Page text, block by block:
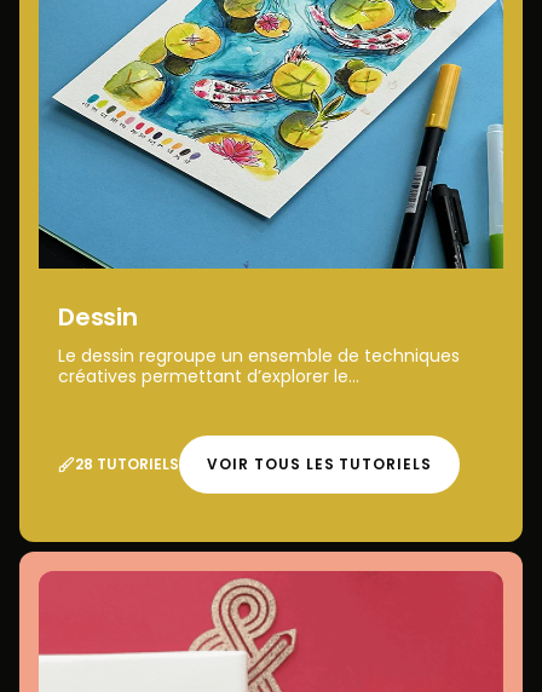
Dessin
Le dessin regroupe un ensemble de techniques
créatives permettant d’explorer le...
28 TUTORIELS VOIR TOUS LES TUTORIELS